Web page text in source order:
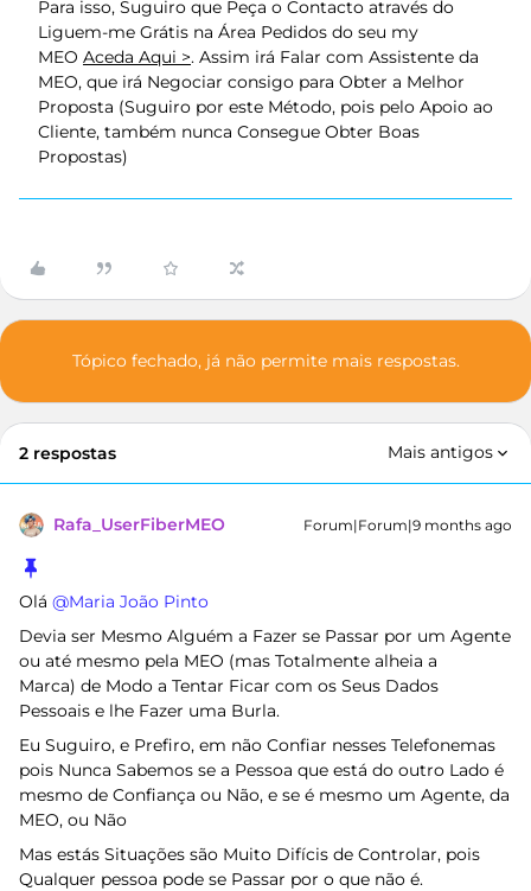
Para isso, Suguiro que Peça o Contacto através do
Liguem-me Grátis na Área Pedidos do seu my
MEO Aceda Aqui >. Assim irá Falar com Assistente da
MEO, que irá Negociar consigo para Obter a Melhor
Proposta (Suguiro por este Método, pois pelo Apoio ao
Cliente, também nunca Consegue Obter Boas
Propostas)
Tópico fechado, já não permite mais respostas.
2 respostas Mais antigos
Rafa_UserFiberMEO Forum|Forum|9 months ago
Olá ​ @Maria João Pinto
Devia ser Mesmo Alguém a Fazer se Passar por um Agente
ou até mesmo pela MEO (mas Totalmente alheia a
Marca) de Modo a Tentar Ficar com os Seus Dados
Pessoais e lhe Fazer uma Burla.
Eu Suguiro, e Prefiro, em não Confiar nesses Telefonemas
pois Nunca Sabemos se a Pessoa que está do outro Lado é
mesmo de Confiança ou Não, e se é mesmo um Agente, da
MEO, ou Não
Mas estás Situações são Muito Difícis de Controlar, pois
Qualquer pessoa pode se Passar por o que não é.